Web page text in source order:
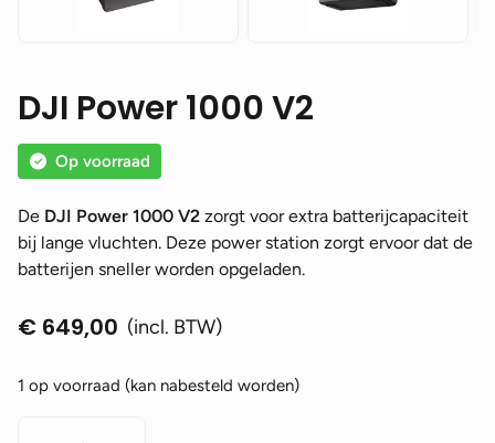
DJI Power 1000 V2
Op voorraad
De DJI Power 1000 V2 zorgt voor extra batterijcapaciteit
bij lange vluchten. Deze power station zorgt ervoor dat de
batterijen sneller worden opgeladen.
€ 649,00 (incl. BTW)
1 op voorraad (kan nabesteld worden)